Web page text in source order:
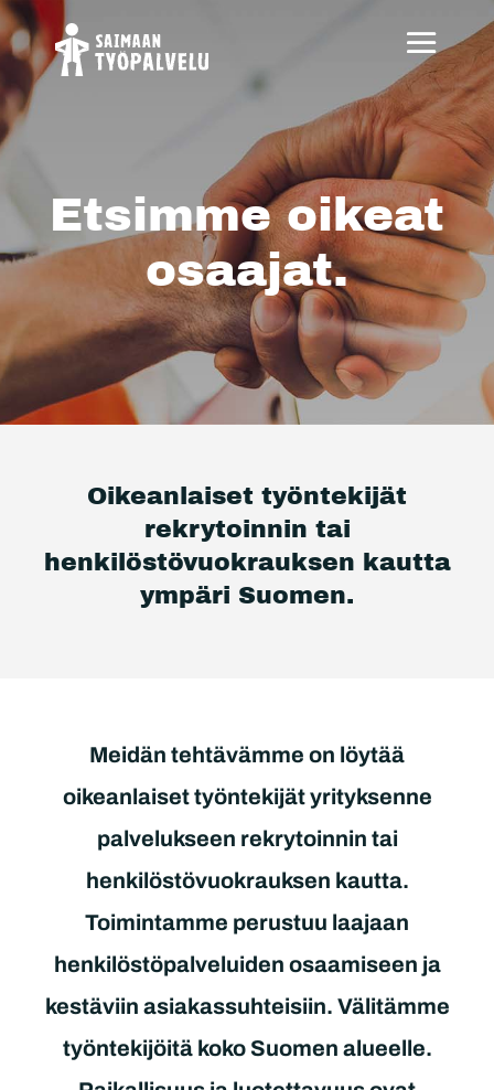
Etsimme oikeat
osaajat.
Oikeanlaiset työntekijät
rekrytoinnin tai
henkilöstövuokrauksen kautta
ympäri Suomen.
Meidän tehtävämme on löytää
oikeanlaiset työntekijät yrityksenne
palvelukseen rekrytoinnin tai
henkilöstövuokrauksen kautta.
Toimintamme perustuu laajaan
henkilöstöpalveluiden osaamiseen ja
kestäviin asiakassuhteisiin. Välitämme
työntekijöitä koko Suomen alueelle.